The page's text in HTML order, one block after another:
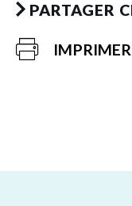
PARTAGER
IMPRIMER